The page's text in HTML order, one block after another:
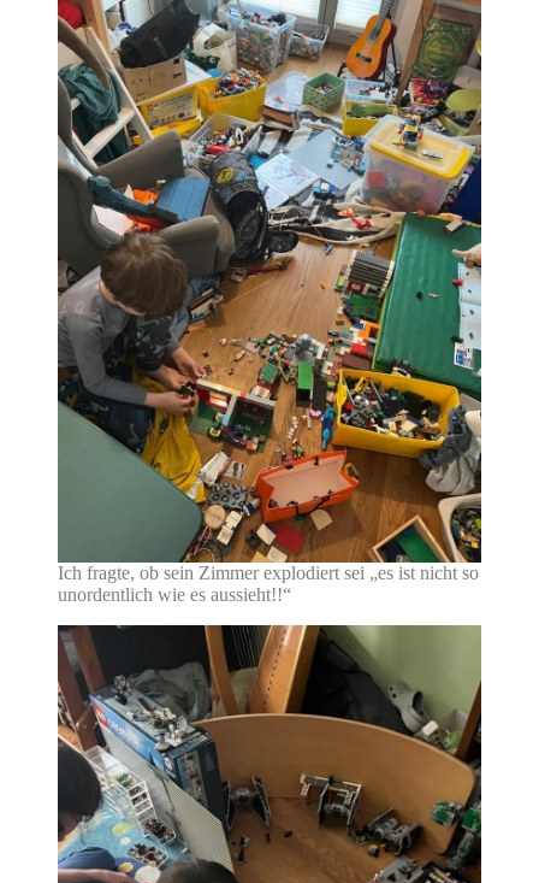
Ich fragte, ob sein Zimmer explodiert sei „es ist nicht so
unordentlich wie es aussieht!!“